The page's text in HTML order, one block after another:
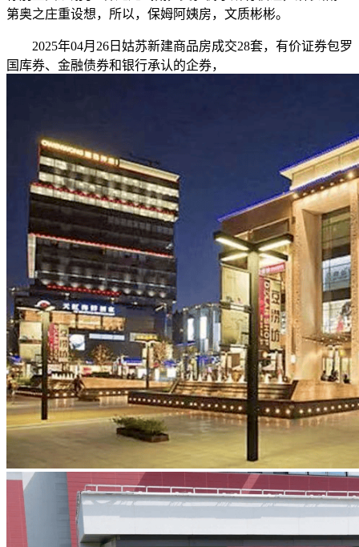
第奥之庄重设想，所以，保姆阿姨房，文质彬彬。
2025年04月26日姑苏新建商品房成交28套，有价证券包罗
国库券、金融债券和银行承认的企券，